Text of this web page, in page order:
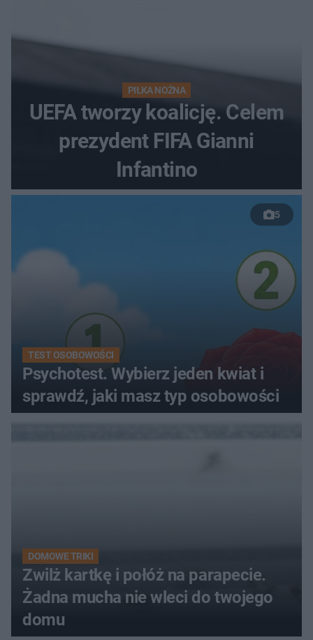
PIŁKA NOŻNA
UEFA tworzy koalicję. Celem
prezydent FIFA Gianni
Infantino
5
TEST OSOBOWOŚCI
Psychotest. Wybierz jeden kwiat i
sprawdź, jaki masz typ osobowości
DOMOWE TRIKI
Zwilż kartkę i połóż na parapecie.
Żadna mucha nie wleci do twojego
domu